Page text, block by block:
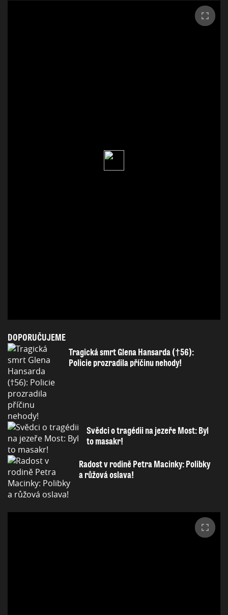
DOPORUČUJEME
Tragická smrt Glena Hansarda (†56):
Policie prozradila příčinu nehody!
Svědci o tragédii na jezeře Most: Byl
to masakr!
Radost v rodině Petra Macinky: Polibky
a růžová oslava!